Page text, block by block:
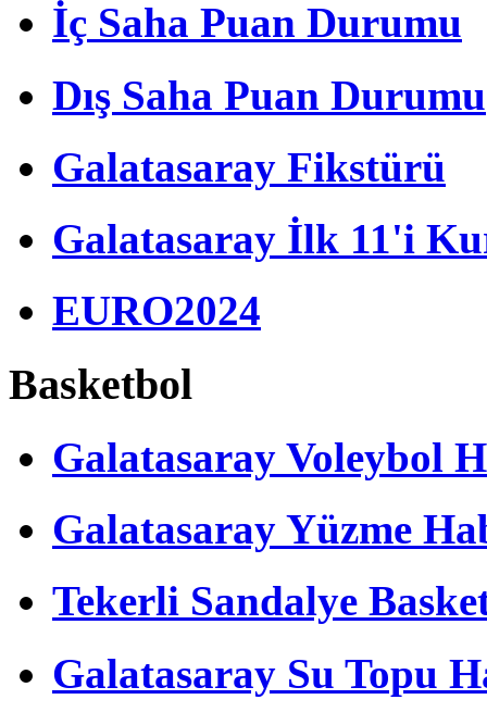
İç Saha Puan Durumu
Dış Saha Puan Durumu
Galatasaray Fikstürü
Galatasaray İlk 11'i
EURO2024
Basketbol
Galatasaray Voleybol
Galatasaray Yüzme
Tekerli Sandalye
Galatasaray Su Topu